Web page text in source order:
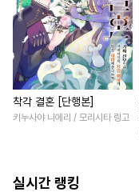
착각 결혼 [단행본]
키누사야 니에리 / 모리시타 링고
실시간 랭킹